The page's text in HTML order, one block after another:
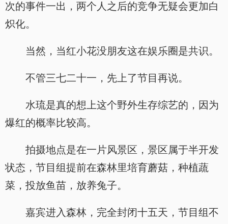
次的事件一出，两个人之后的竞争无疑会更加白
炽化。
当然，当红小花没朋友这在娱乐圈是共识。
不管三七二十一，先上了节目再说。
水琉是真的想上这个野外生存综艺的，因为
爆红的概率比较高。
拍摄地点是在一片风景区，景区属于半开发
状态，节目组提前在森林里培育蘑菇，种植蔬
菜，投放鱼苗，放养兔子。
嘉宾进入森林，完全封闭十五天，节目组不